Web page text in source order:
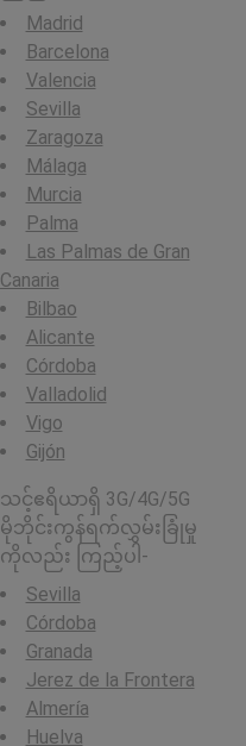
Madrid
Barcelona
Valencia
Sevilla
Zaragoza
Málaga
Murcia
Palma
Las Palmas de Gran
Canaria
Bilbao
Alicante
Córdoba
Valladolid
Vigo
Gijón
သင့်ဧရိယာရှိ 3G/4G/5G
မိုဘိုင်းကွန်ရက်လွှမ်းခြုံမှု
ကိုလည်း ကြည့်ပါ-
Sevilla
Córdoba
Granada
Jerez de la Frontera
Almería
Huelva